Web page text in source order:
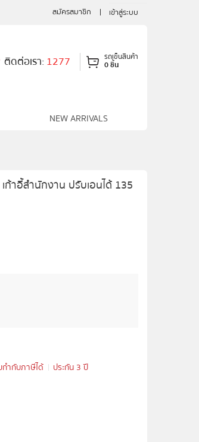
สมัครสมาชิก เข้าสู่ระบบ
NEW ARRIVALS
ติดต่อเรา:1277 รถเข็นสินค้า
0 ชิ้น
ก้าอี้สำนักงาน ปรับเอนได้ 135
กำกับภาษีได้
ประกัน 3 ปี